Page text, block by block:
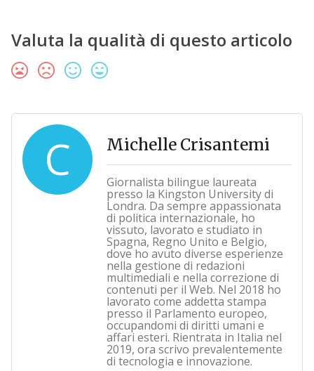
Valuta la qualità di questo articolo
C Michelle Crisantemi
Giornalista bilingue laureata
presso la Kingston University di
Londra. Da sempre appassionata
di politica internazionale, ho
vissuto, lavorato e studiato in
Spagna, Regno Unito e Belgio,
dove ho avuto diverse esperienze
nella gestione di redazioni
multimediali e nella correzione di
contenuti per il Web. Nel 2018 ho
lavorato come addetta stampa
presso il Parlamento europeo,
occupandomi di diritti umani e
affari esteri. Rientrata in Italia nel
2019, ora scrivo prevalentemente
di tecnologia e innovazione.